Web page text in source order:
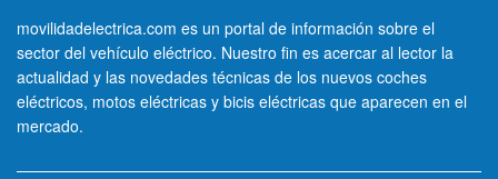
movilidadelectrica.com es un portal de información sobre el
sector del vehículo eléctrico. Nuestro fin es acercar al lector la
actualidad y las novedades técnicas de los nuevos coches
eléctricos, motos eléctricas y bicis eléctricas que aparecen en el
mercado.